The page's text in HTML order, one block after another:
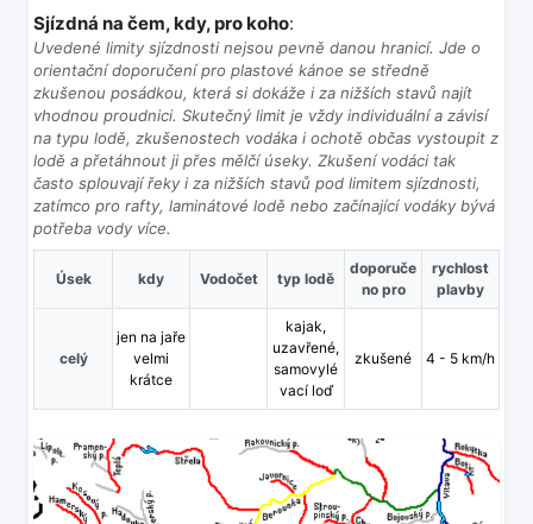
Sjízdná na čem, kdy, pro koho:
Uvedené limity sjízdnosti nejsou pevně danou hranicí. Jde o
orientační doporučení pro plastové kánoe se středně
zkušenou posádkou, která si dokáže i za nižších stavů najít
vhodnou proudnici. Skutečný limit je vždy individuální a závisí
na typu lodě, zkušenostech vodáka i ochotě občas vystoupit z
lodě a přetáhnout ji přes mělčí úseky. Zkušení vodáci tak
často splouvají řeky i za nižších stavů pod limitem sjízdnosti,
zatímco pro rafty, laminátové lodě nebo začínající vodáky bývá
potřeba vody více.
Úsek kdy Vodočet typ lodě
doporuče
no pro
rychlost
plavby
celý
jen na jaře
velmi
krátce
kajak,
uzavřené,
samovylé
vací loď
zkušené 4 - 5 km/h